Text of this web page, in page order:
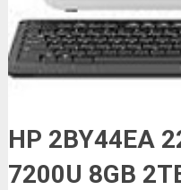
HP 2BY44EA
7200U 8GB